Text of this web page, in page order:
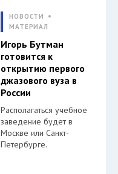
НОВОСТИ
МАТЕРИАЛ
Игорь Бутман
готовится к
открытию первого
джазового вуза в
России
Располагаться учебное
заведение будет в
Москве или Санкт-
Петербурге.